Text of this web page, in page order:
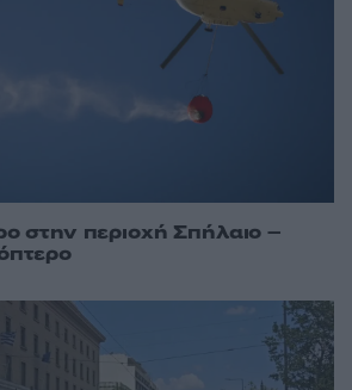
στην περιοχή Σπήλαιο –